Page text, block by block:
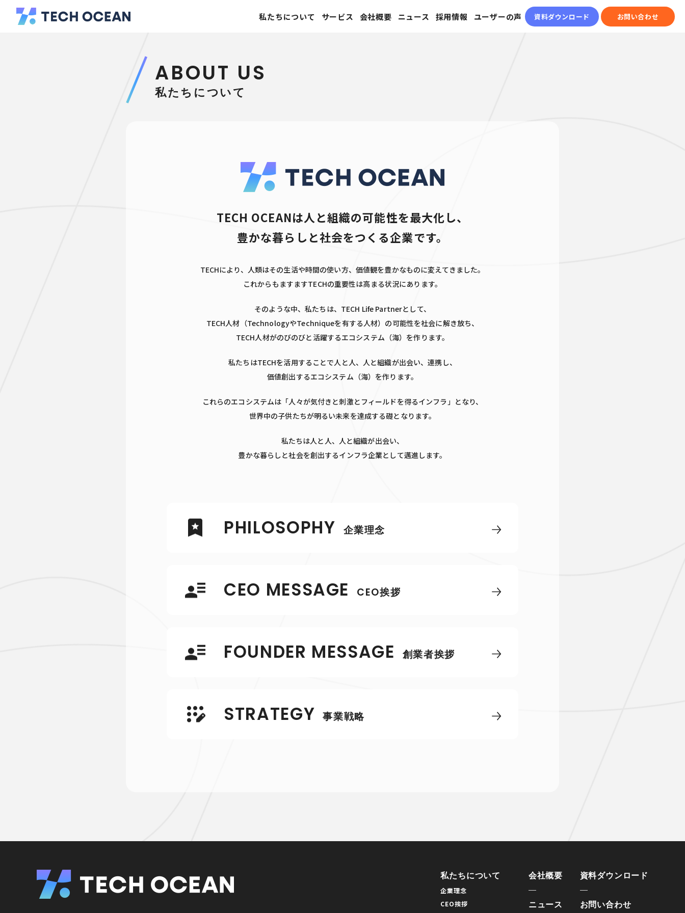
私たちについて サービス 会社概要 ニュース 採用情報 ユーザーの声 資料ダウンロード お問い合わせ
ABOUT US
私たちについて
TECH OCEANは人と組織の可能性を最大化し、
豊かな暮らしと社会をつくる企業です。
TECHにより、人類はその生活や時間の使い方、価値観を豊かなものに変えてきました。
これからもますますTECHの重要性は高まる状況にあります。
そのような中、私たちは、TECH Life Partnerとして、
TECH人材（TechnologyやTechniqueを有する人材）の可能性を社会に解き放ち、
TECH人材がのびのびと活躍するエコシステム（海）を作ります。
私たちはTECHを活用することで人と人、人と組織が出会い、連携し、
価値創出するエコシステム（海）を作ります。
これらのエコシステムは「人々が気付きと刺激とフィールドを得るインフラ」となり、
世界中の子供たちが明るい未来を達成する礎となります。
私たちは人と人、人と組織が出会い、
豊かな暮らしと社会を創出するインフラ企業として邁進します。
PHILOSOPHY 企業理念
CEO MESSAGE CEO挨拶
FOUNDER MESSAGE 創業者挨拶
STRATEGY 事業戦略
私たちについて
企業理念
CEO挨拶
会社概要
ニュース
資料ダウンロード
お問い合わせ